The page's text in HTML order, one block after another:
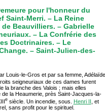
pour l'honneur du
Saint-Merri. – La Reine
Beauvilliers. – Gabrielle
– La Confrérie des
Doctrinaires. – Le
– Saint-Julien-des-
Louis-le-Gros et par sa femme, Adélaïde
seigneuriaux de ces dames furent
la branche des Valois ; mais elles
la Heaumerie, près Saint-Jacques-la-
esiècle. Un incendie, sous. Henri II , et
sans profit pour le spirituel.